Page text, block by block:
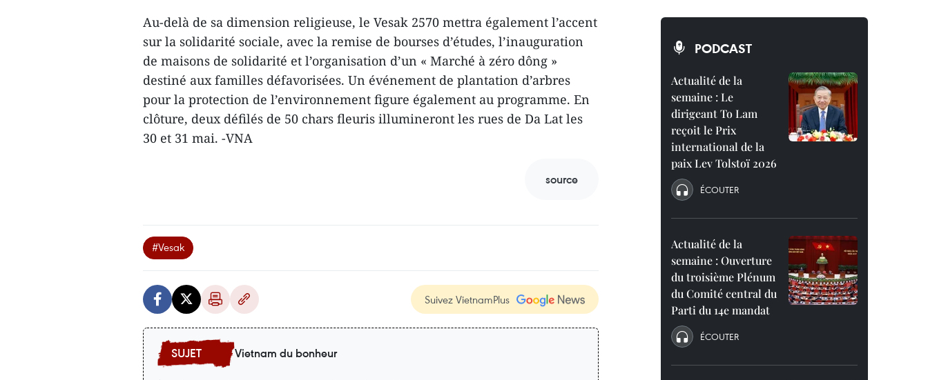
Au-delà de sa dimension religieuse, le Vesak 2570 mettra également l’accent
sur la solidarité sociale, avec la remise de bourses d’études, l’inauguration
de maisons de solidarité et l’organisation d’un « Marché à zéro dông »
destiné aux familles défavorisées. Un événement de plantation d’arbres
pour la protection de l’environnement figure également au programme. En
clôture, deux défilés de 50 chars fleuris illumineront les rues de Da Lat les
30 et 31 mai. -VNA
source
#Vesak
Suivez VietnamPlus
Vietnam du bonheur
PODCAST
Actualité de la
semaine : Le
dirigeant To Lam
reçoit le Prix
international de la
paix Lev Tolstoï 2026
ÉCOUTER
Actualité de la
semaine : Ouverture
du troisième Plénum
du Comité central du
Parti du 14e mandat
ÉCOUTER